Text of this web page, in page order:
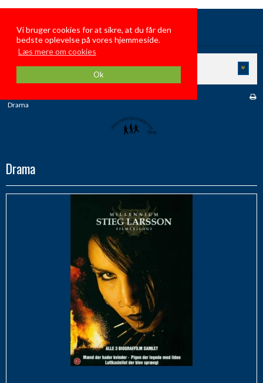
Vi bruger cookies for at sikre, at du får den
bedste oplevelse på vores hjemmeside.
Læs mere om cookies
Ok
GamleDanskeFilmFamiliehygge
KATEGORIER
Drama
Drama